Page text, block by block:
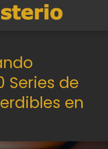
Series de
en